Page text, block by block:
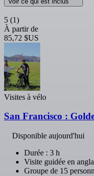
5 (1)
À partir de
85,72 $US
Visites à vélo
San Francisco :
Disponible aujourd'hui
Durée : 3 h
Visite guidée en
Groupe de 15